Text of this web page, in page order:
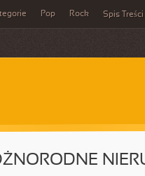
Pop Rock Spis Treści